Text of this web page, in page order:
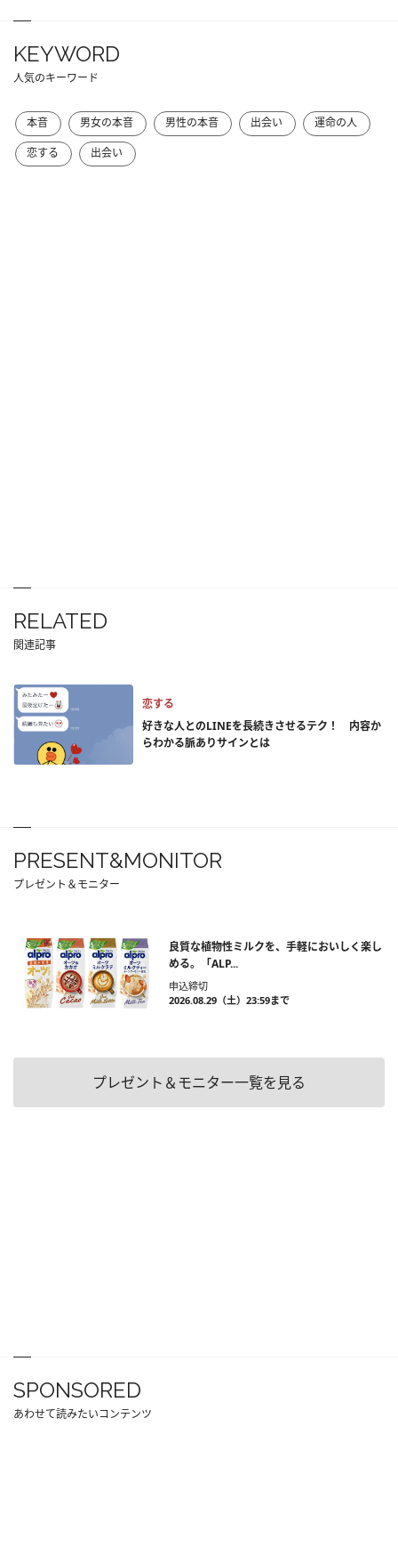
KEYWORD
人気のキーワード
本音 男女の本音 男性の本音 出会い
運命の人
恋する
出会い
RELATED
関連記事
恋する
好きな人とのLINEを長続きさせるテク！ 内容か
らわかる脈ありサインとは
PRESENT&MONITOR
プレゼント＆モニター
良質な植物性ミルクを、手軽においしく楽し
める。「ALP...
申込締切
2026.08.29（土）23:59まで
プレゼント＆モニター一覧を見る
SPONSORED
あわせて読みたいコンテンツ